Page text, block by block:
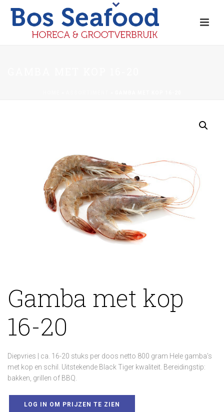
Gamba met kop
16-20
Diepvries | ca. 16-20 stuks per doos netto 800 gram Hele gamba’s
met kop en schil. Uitstekende Black Tiger kwaliteit. Bereidingstip:
bakken, grillen of BBQ.
LOG IN OM PRIJZEN TE ZIEN